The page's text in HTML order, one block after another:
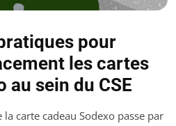
pour
les cartes
au sein du CSE
carte cadeau Sodexo passe par